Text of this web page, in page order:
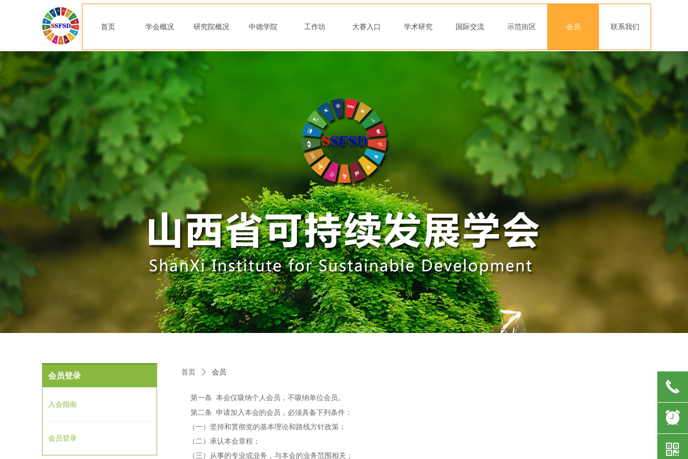
首页 学会概况 研究院概况 中德学院 工作坊 大赛入口 学术研究 国际交流 示范街区 会员 联系我们
入会指南
会员登录
会员登录 首页 ꄲ 会员
第一条 本会仅吸纳个人会员，不吸纳单位会员。
第二条 申请加入本会的会员，必须具备下列条件：
（一）坚持和贯彻党的基本理论和路线方针政策；
（二）承认本会章程；
（三）从事的专业或业务，与本会的业务范围相关；
끅
뀥
낃